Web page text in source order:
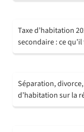
Taxe d’habitation
secondaire : ce
Séparation,
d’habitation sur la